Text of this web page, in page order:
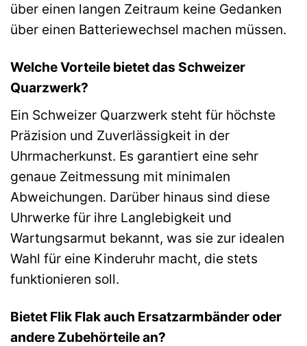
über einen langen Zeitraum keine Gedanken
über einen Batteriewechsel machen müssen.
Welche Vorteile bietet das Schweizer
Quarzwerk?
Ein Schweizer Quarzwerk steht für höchste
Präzision und Zuverlässigkeit in der
Uhrmacherkunst. Es garantiert eine sehr
genaue Zeitmessung mit minimalen
Abweichungen. Darüber hinaus sind diese
Uhrwerke für ihre Langlebigkeit und
Wartungsarmut bekannt, was sie zur idealen
Wahl für eine Kinderuhr macht, die stets
funktionieren soll.
Bietet Flik Flak auch Ersatzarmbänder oder
andere Zubehörteile an?